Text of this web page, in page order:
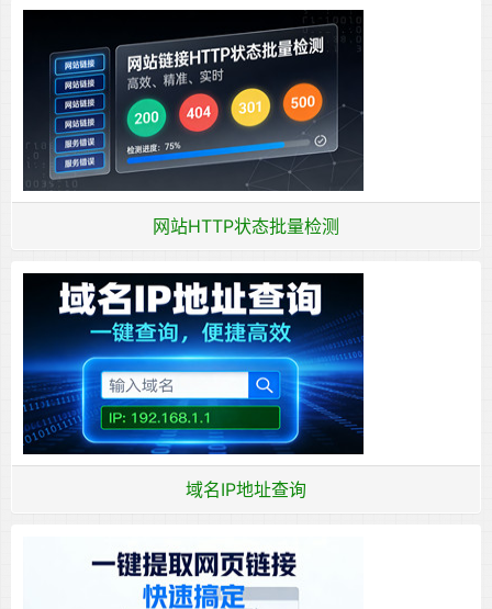
网站HTTP状态批量检测
域名IP地址查询